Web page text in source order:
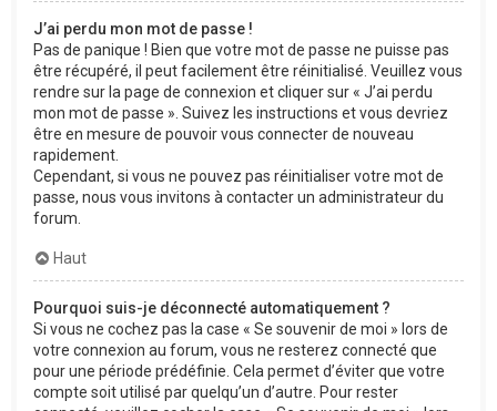
J’ai perdu mon mot de passe !
Pas de panique ! Bien que votre mot de passe ne puisse pas
être récupéré, il peut facilement être réinitialisé. Veuillez vous
rendre sur la page de connexion et cliquer sur « J’ai perdu
mon mot de passe ». Suivez les instructions et vous devriez
être en mesure de pouvoir vous connecter de nouveau
rapidement.
Cependant, si vous ne pouvez pas réinitialiser votre mot de
passe, nous vous invitons à contacter un administrateur du
forum.
Haut
Pourquoi suis-je déconnecté automatiquement ?
Si vous ne cochez pas la case « Se souvenir de moi » lors de
votre connexion au forum, vous ne resterez connecté que
pour une période prédéfinie. Cela permet d’éviter que votre
compte soit utilisé par quelqu’un d’autre. Pour rester